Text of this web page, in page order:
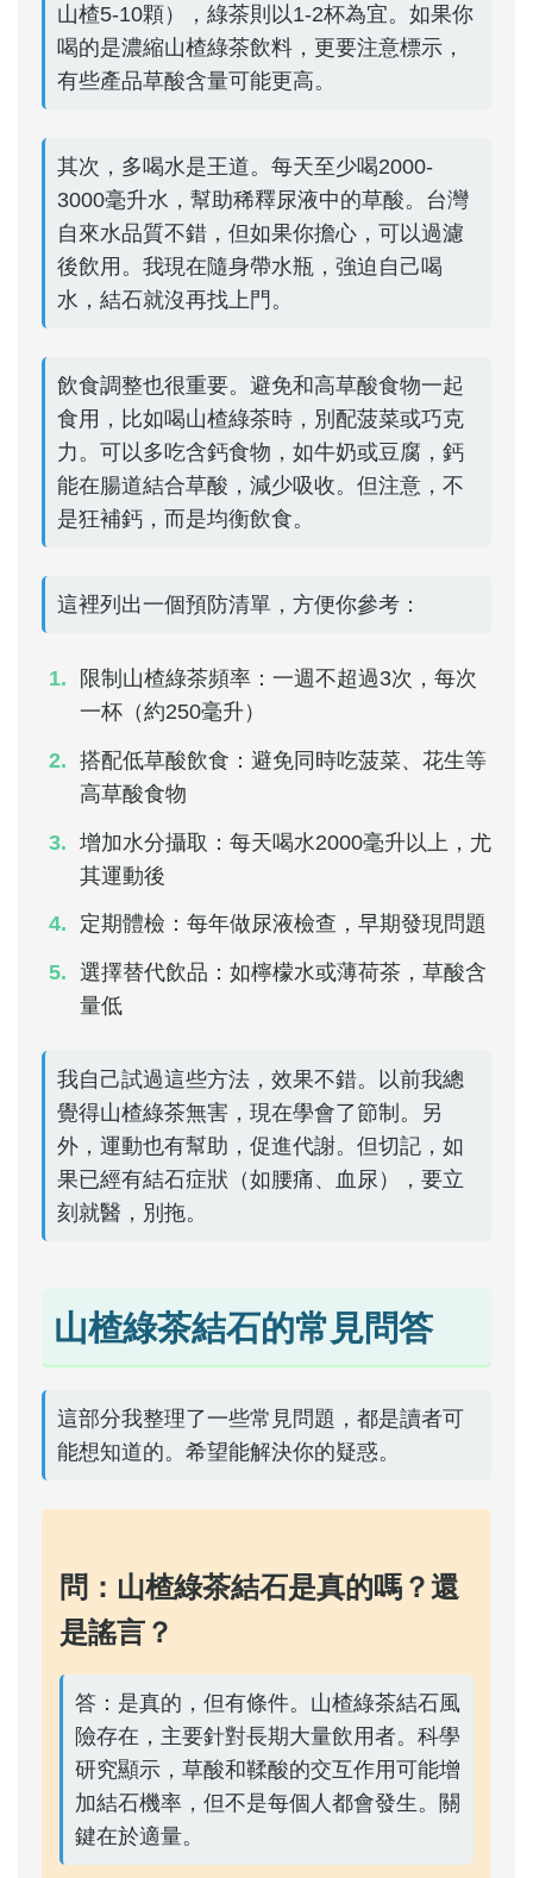
山楂5-10顆），綠茶則以1-2杯為宜。如果你
喝的是濃縮山楂綠茶飲料，更要注意標示，
有些產品草酸含量可能更高。
其次，多喝水是王道。每天至少喝2000-
3000毫升水，幫助稀釋尿液中的草酸。台灣
自來水品質不錯，但如果你擔心，可以過濾
後飲用。我現在隨身帶水瓶，強迫自己喝
水，結石就沒再找上門。
飲食調整也很重要。避免和高草酸食物一起
食用，比如喝山楂綠茶時，別配菠菜或巧克
力。可以多吃含鈣食物，如牛奶或豆腐，鈣
能在腸道結合草酸，減少吸收。但注意，不
是狂補鈣，而是均衡飲食。
這裡列出一個預防清單，方便你參考：
限制山楂綠茶頻率：一週不超過3次，每次
一杯（約250毫升）
搭配低草酸飲食：避免同時吃菠菜、花生等
高草酸食物
增加水分攝取：每天喝水2000毫升以上，尤
其運動後
定期體檢：每年做尿液檢查，早期發現問題
選擇替代飲品：如檸檬水或薄荷茶，草酸含
量低
我自己試過這些方法，效果不錯。以前我總
覺得山楂綠茶無害，現在學會了節制。另
外，運動也有幫助，促進代謝。但切記，如
果已經有結石症狀（如腰痛、血尿），要立
刻就醫，別拖。
山楂綠茶結石的常見問答
這部分我整理了一些常見問題，都是讀者可
能想知道的。希望能解決你的疑惑。
問：山楂綠茶結石是真的嗎？還
是謠言？
答：是真的，但有條件。山楂綠茶結石風
險存在，主要針對長期大量飲用者。科學
研究顯示，草酸和鞣酸的交互作用可能增
加結石機率，但不是每個人都會發生。關
鍵在於適量。